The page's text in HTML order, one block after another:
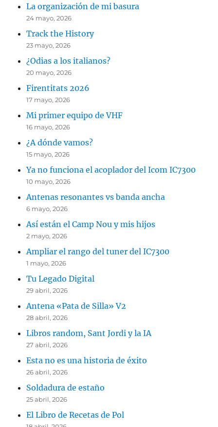
La organización de mi basura
24 mayo, 2026
Track the History
23 mayo, 2026
¿Odias a los italianos?
20 mayo, 2026
Firentitats 2026
17 mayo, 2026
Mi primer equipo de VHF
16 mayo, 2026
¿A dónde vamos?
15 mayo, 2026
Ya no funciona el acoplador del Icom IC7300
10 mayo, 2026
Antenas resonantes vs banda ancha
6 mayo, 2026
Así están el Camp Nou y mis hijos
2 mayo, 2026
Ampliar el rango del tuner del IC7300
1 mayo, 2026
Tu Legado Digital
29 abril, 2026
Antena «Pata de Silla» V2
28 abril, 2026
Libros random, Sant Jordi y la IA
27 abril, 2026
Esta no es una historia de éxito
26 abril, 2026
Soldadura de estaño
25 abril, 2026
El Libro de Recetas de Pol